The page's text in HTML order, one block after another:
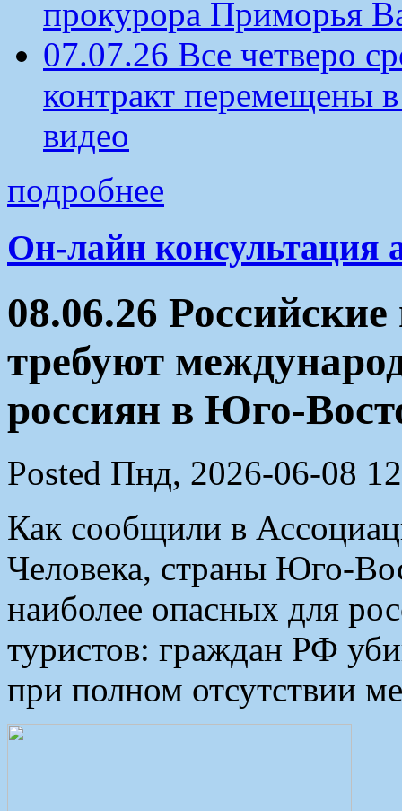
прокурора Приморья
07.07.26 Все четверо
контракт перемещены
видео
подробнее
Он-лайн консультация
08.06.26
требуют
россиян в Юго-
Posted Пнд, 2026-06-08
Как сообщили в
Человека, страны Юго-
наиболее опасных для
туристов: граждан РФ
при полном отсутствии